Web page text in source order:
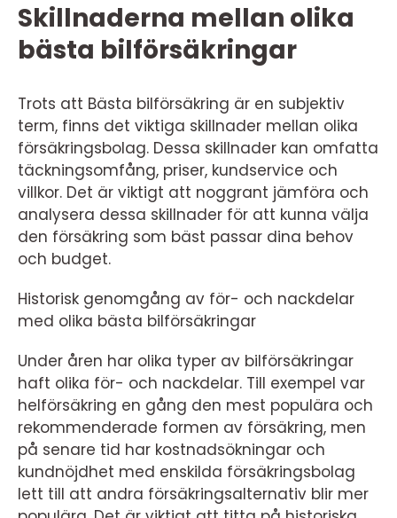
Skillnaderna mellan olika
bästa bilförsäkringar
Trots att Bästa bilförsäkring är en subjektiv
term, finns det viktiga skillnader mellan olika
försäkringsbolag. Dessa skillnader kan omfatta
täckningsomfång, priser, kundservice och
villkor. Det är viktigt att noggrant jämföra och
analysera dessa skillnader för att kunna välja
den försäkring som bäst passar dina behov
och budget.
Historisk genomgång av för- och nackdelar
med olika bästa bilförsäkringar
Under åren har olika typer av bilförsäkringar
haft olika för- och nackdelar. Till exempel var
helförsäkring en gång den mest populära och
rekommenderade formen av försäkring, men
på senare tid har kostnadsökningar och
kundnöjdhet med enskilda försäkringsbolag
lett till att andra försäkringsalternativ blir mer